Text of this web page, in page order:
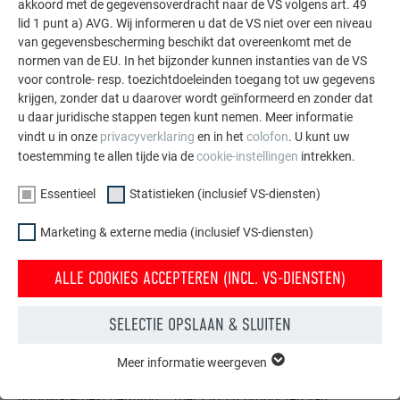
MEER REFERENTIES BEKIJKEN
akkoord met de gegevensoverdracht naar de VS volgens art. 49
lid 1 punt a) AVG. Wij informeren u dat de VS niet over een niveau
van gegevensbescherming beschikt dat overeenkomt met de
normen van de EU. In het bijzonder kunnen instanties van de VS
voor controle- resp. toezichtdoeleinden toegang tot uw gegevens
krijgen, zonder dat u daarover wordt geïnformeerd en zonder dat
u daar juridische stappen tegen kunt nemen. Meer informatie
vindt u in onze privacyverklaring en in het colofon. U kunt uw
toestemming te allen tijde via decookie-instellingen intrekken.
Essentieel Statistieken (inclusief VS-diensten)
Marketing & externe media (inclusief VS-diensten)
ALLE COOKIES ACCEPTEREN (INCL. VS-DIENSTEN)
SELECTIE OPSLAAN & SLUITEN
Meer informatie weergeven